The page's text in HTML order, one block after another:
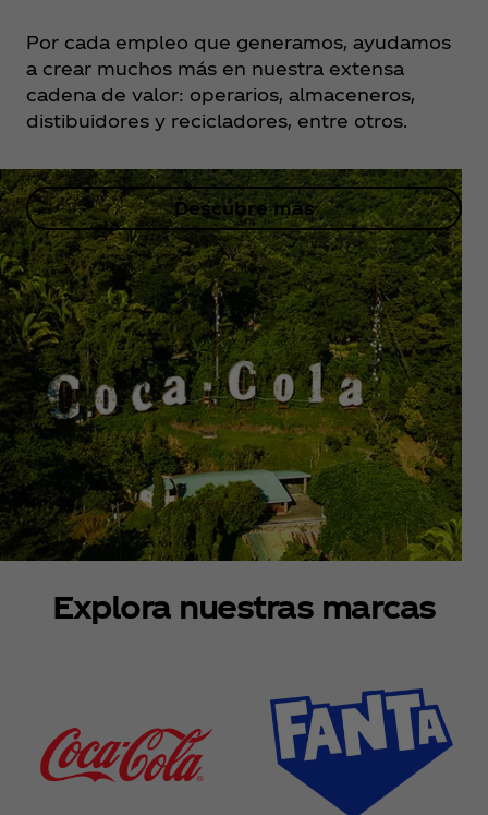
Por cada empleo que generamos, ayudamos
a crear muchos más en nuestra extensa
cadena de valor: operarios, almaceneros,
distibuidores y recicladores, entre otros.
Descubre más
Explora nuestras marcas